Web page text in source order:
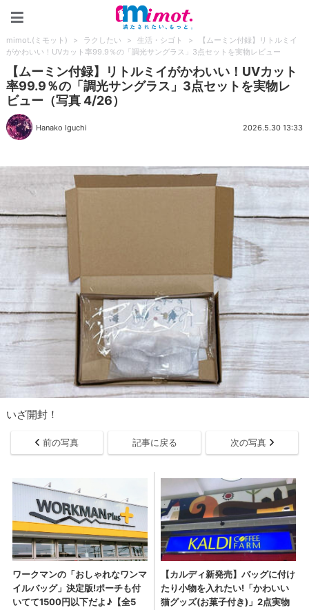
mimot.(ミモット) > ラクしたい > 生活・シゴト >
【ムーミン付録】リトルミイ
がかわいい！UVカット率99.9％の「調光サングラス」3点セットを実物レビュー
【ムーミン付録】リトルミイがかわいい！UVカット
率99.9％の「調光サングラス」3点セットを実物レ
ビュー（写真 4/26）
Hanako Iguchi 2026.5.30 13:33
いざ開封！
前の写真 記事に戻る 次の写真